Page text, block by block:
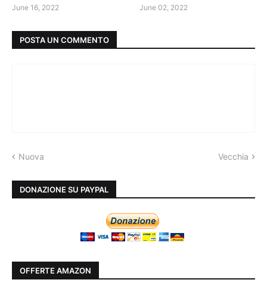
June 16, 2022 June 02, 2022
POSTA UN COMMENTO
Nuova Vecchia
DONAZIONE SU PAYPAL
OFFERTE AMAZON